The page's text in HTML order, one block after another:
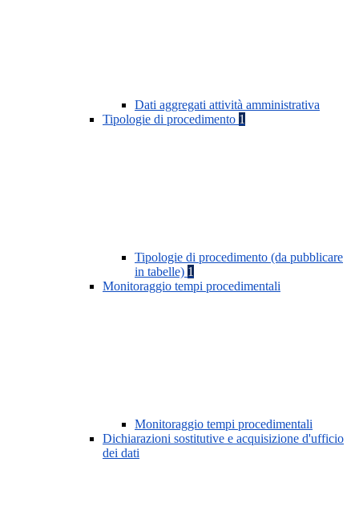
Dati aggregati attività amministrativa
Tipologie di procedimento 1
Tipologie di procedimento (da pubblicare
in tabelle) 1
Monitoraggio tempi procedimentali
Monitoraggio tempi procedimentali
Dichiarazioni sostitutive e acquisizione d'ufficio
dei dati